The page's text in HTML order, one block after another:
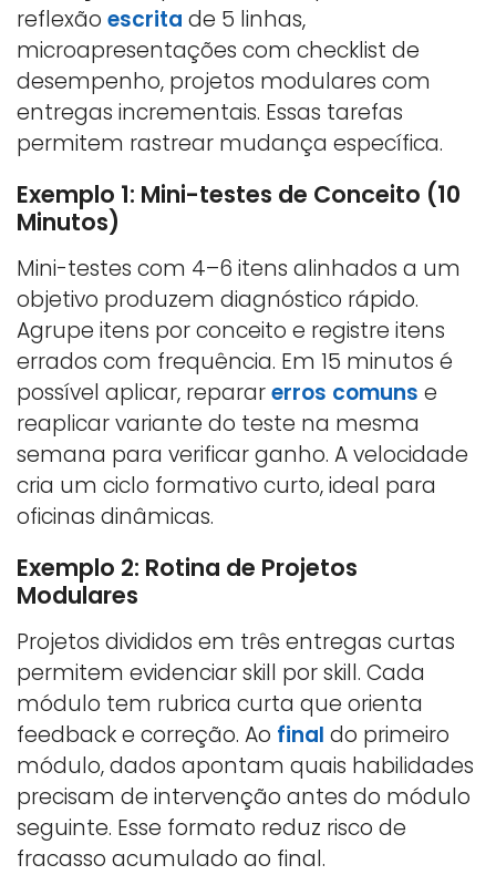
reflexão escrita de 5 linhas,
microapresentações com checklist de
desempenho, projetos modulares com
entregas incrementais. Essas tarefas
permitem rastrear mudança específica.
Exemplo 1: Mini-testes de Conceito (10
Minutos)
Mini-testes com 4–6 itens alinhados a um
objetivo produzem diagnóstico rápido.
Agrupe itens por conceito e registre itens
errados com frequência. Em 15 minutos é
possível aplicar, repararerros comuns e
reaplicar variante do teste na mesma
semana para verificar ganho. A velocidade
cria um ciclo formativo curto, ideal para
oficinas dinâmicas.
Exemplo 2: Rotina de Projetos
Modulares
Projetos divididos em três entregas curtas
permitem evidenciar skill por skill. Cada
módulo tem rubrica curta que orienta
feedback e correção. Ao final do primeiro
módulo, dados apontam quais habilidades
precisam de intervenção antes do módulo
seguinte. Esse formato reduz risco de
fracasso acumulado ao final.